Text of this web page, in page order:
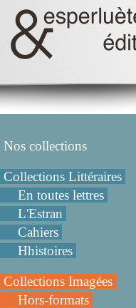
Nos collections
Collections Littéraires
En toutes lettres
L'Estran
Cahiers
Hhistoires
Collections Imagées
Hors-formats